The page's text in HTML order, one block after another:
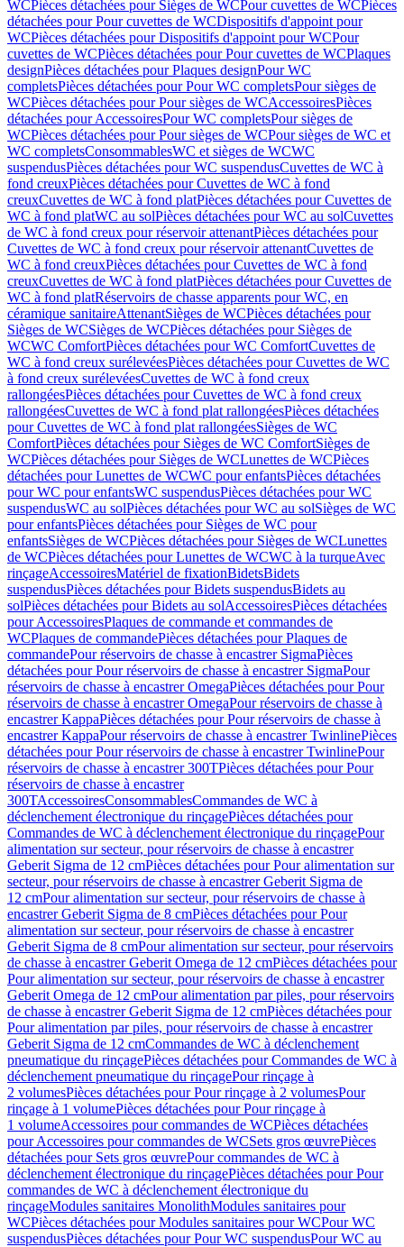
WCPièces détachées pour Sièges de WCPour cuvettes de WCPièces
détachées pour Pour cuvettes de WCDispositifs d'appoint pour
WCPièces détachées pour Dispositifs d'appoint pour WCPour
cuvettes de WCPièces détachées pour Pour cuvettes de WCPlaques
designPièces détachées pour Plaques designPour WC
completsPièces détachées pour Pour WC completsPour sièges de
WCPièces détachées pour Pour sièges de WCAccessoiresPièces
détachées pour AccessoiresPour WC completsPour sièges de
WCPièces détachées pour Pour sièges de WCPour sièges de WC et
WC completsConsommablesWC et sièges de WCWC
suspendusPièces détachées pour WC suspendusCuvettes de WC à
fond creuxPièces détachées pour Cuvettes de WC à fond
creuxCuvettes de WC à fond platPièces détachées pour Cuvettes de
WC à fond platWC au solPièces détachées pour WC au solCuvettes
de WC à fond creux pour réservoir attenantPièces détachées pour
Cuvettes de WC à fond creux pour réservoir attenantCuvettes de
WC à fond creuxPièces détachées pour Cuvettes de WC à fond
creuxCuvettes de WC à fond platPièces détachées pour Cuvettes de
WC à fond platRéservoirs de chasse apparents pour WC, en
céramique sanitaireAttenantSièges de WCPièces détachées pour
Sièges de WCSièges de WCPièces détachées pour Sièges de
WCWC ComfortPièces détachées pour WC ComfortCuvettes de
WC à fond creux surélevéesPièces détachées pour Cuvettes de WC
à fond creux surélevéesCuvettes de WC à fond creux
rallongéesPièces détachées pour Cuvettes de WC à fond creux
rallongéesCuvettes de WC à fond plat rallongéesPièces détachées
pour Cuvettes de WC à fond plat rallongéesSièges de WC
ComfortPièces détachées pour Sièges de WC ComfortSièges de
WCPièces détachées pour Sièges de WCLunettes de WCPièces
détachées pour Lunettes de WCWC pour enfantsPièces détachées
pour WC pour enfantsWC suspendusPièces détachées pour WC
suspendusWC au solPièces détachées pour WC au solSièges de WC
pour enfantsPièces détachées pour Sièges de WC pour
enfantsSièges de WCPièces détachées pour Sièges de WCLunettes
de WCPièces détachées pour Lunettes de WCWC à la turqueAvec
rinçageAccessoiresMatériel de fixationBidetsBidets
suspendusPièces détachées pour Bidets suspendusBidets au
solPièces détachées pour Bidets au solAccessoiresPièces détachées
pour AccessoiresPlaques de commande et commandes de
WCPlaques de commandePièces détachées pour Plaques de
commandePour réservoirs de chasse à encastrer SigmaPièces
détachées pour Pour réservoirs de chasse à encastrer SigmaPour
réservoirs de chasse à encastrer OmegaPièces détachées pour Pour
réservoirs de chasse à encastrer OmegaPour réservoirs de chasse à
encastrer KappaPièces détachées pour Pour réservoirs de chasse à
encastrer KappaPour réservoirs de chasse à encastrer TwinlinePièces
détachées pour Pour réservoirs de chasse à encastrer TwinlinePour
réservoirs de chasse à encastrer 300TPièces détachées pour Pour
réservoirs de chasse à encastrer
300TAccessoiresConsommablesCommandes de WC à
déclenchement électronique du rinçagePièces détachées pour
Commandes de WC à déclenchement électronique du rinçagePour
alimentation sur secteur, pour réservoirs de chasse à encastrer
Geberit Sigma de 12 cmPièces détachées pour Pour alimentation sur
secteur, pour réservoirs de chasse à encastrer Geberit Sigma de
12 cmPour alimentation sur secteur, pour réservoirs de chasse à
encastrer Geberit Sigma de 8 cmPièces détachées pour Pour
alimentation sur secteur, pour réservoirs de chasse à encastrer
Geberit Sigma de 8 cmPour alimentation sur secteur, pour réservoirs
de chasse à encastrer Geberit Omega de 12 cmPièces détachées pour
Pour alimentation sur secteur, pour réservoirs de chasse à encastrer
Geberit Omega de 12 cmPour alimentation par piles, pour réservoirs
de chasse à encastrer Geberit Sigma de 12 cmPièces détachées pour
Pour alimentation par piles, pour réservoirs de chasse à encastrer
Geberit Sigma de 12 cmCommandes de WC à déclenchement
pneumatique du rinçagePièces détachées pour Commandes de WC à
déclenchement pneumatique du rinçagePour rinçage à
2 volumesPièces détachées pour Pour rinçage à 2 volumesPour
rinçage à 1 volumePièces détachées pour Pour rinçage à
1 volumeAccessoires pour commandes de WCPièces détachées
pour Accessoires pour commandes de WCSets gros œuvrePièces
détachées pour Sets gros œuvrePour commandes de WC à
déclenchement électronique du rinçagePièces détachées pour Pour
commandes de WC à déclenchement électronique du
rinçageModules sanitaires MonolithModules sanitaires pour
WCPièces détachées pour Modules sanitaires pour WCPour WC
suspendusPièces détachées pour Pour WC suspendusPour WC au